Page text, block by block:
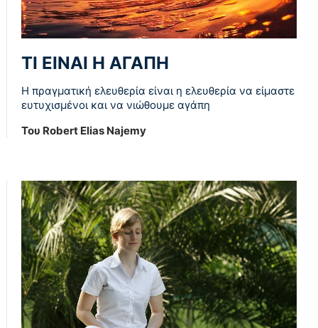
ΤΙ ΕΙΝΑΙ Η ΑΓΑΠΗ
Η πραγματική ελευθερία είναι η ελευθερία να είμαστε
ευτυχισμένοι και να νιώθουμε αγάπη
Του Robert Elias Najemy